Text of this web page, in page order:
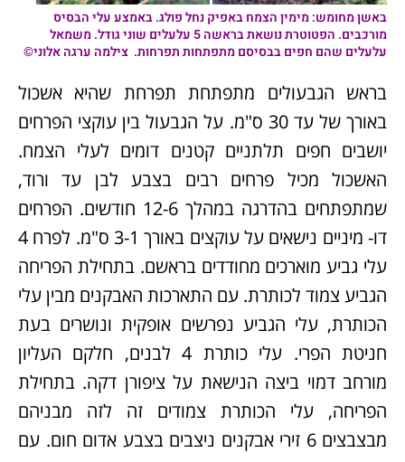
באשן מחומש: מימין הצמח באפיק נחל פולג. באמצע עלי הבסיס
מורכבים. הפטוטרת נושאת בראשה 5 עלעלים שוני גודל. משמאל
עלעלים שהם חפים בבסיסם מתפתחות תפרחות. צילמה ערגה אלוני©
בראש הגבעולים מתפתחת תפרחת שהיא אשכול
באורך של עד 30 ס"מ. על הגבעול בין עוקצי הפרחים
יושבים חפים תלתניים קטנים דומים לעלי הצמח.
האשכול מכיל פרחים רבים בצבע לבן עד ורוד,
שמתפתחים בהדרגה במהלך 12-6 חודשים. הפרחים
דו- מיניים נישאים על עוקצים באורך 3-1 ס"מ. לפרח 4
עלי גביע מוארכים מחודדים בראשם. בתחילת הפריחה
הגביע צמוד לכותרת. עם התארכות האבקנים מבין עלי
הכותרת, עלי הגביע נפרשים אופקית ונושרים בעת
חניטת הפרי. עלי כותרת 4 לבנים, חלקם העליון
מורחב דמוי ביצה הנישאת על ציפורן דקה. בתחילת
הפריחה, עלי הכותרת צמודים זה לזה מבניהם
מבצבצים 6 זירי אבקנים ניצבים בצבע אדום חום. עם